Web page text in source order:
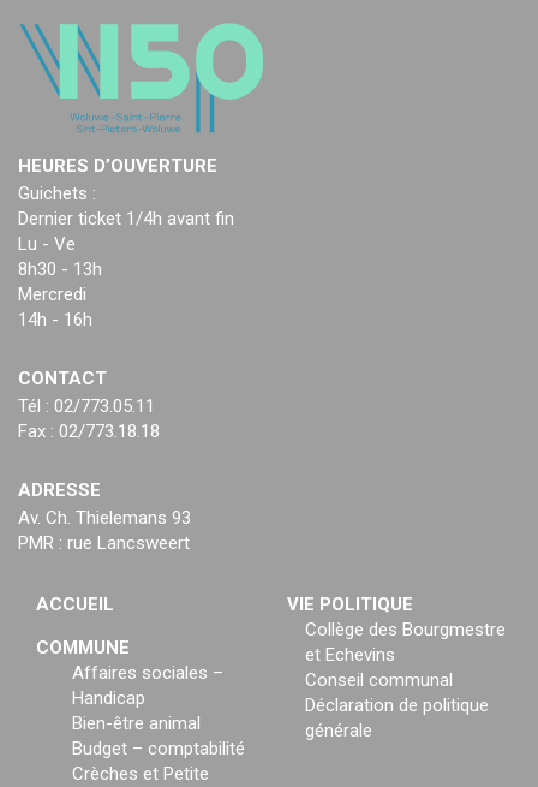
HEURES D’OUVERTURE
Guichets :
Dernier ticket 1/4h avant fin
Lu - Ve
8h30 - 13h
Mercredi
14h - 16h
CONTACT
Tél : 02/773.05.11
Fax : 02/773.18.18
ADRESSE
Av. Ch. Thielemans 93
PMR : rue Lancsweert
ACCUEIL
COMMUNE
Affaires sociales –
Handicap
Bien-être animal
Budget – comptabilité
Crèches et Petite
VIE POLITIQUE
Collège des Bourgmestre
et Echevins
Conseil communal
Déclaration de politique
générale